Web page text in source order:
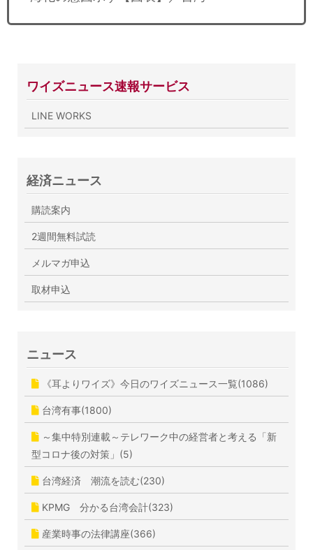
ワイズニュース速報サービス
LINE WORKS
経済ニュース
購読案内
2週間無料試読
メルマガ申込
取材申込
ニュース
《耳よりワイズ》今日のワイズニュース一覧(1086)
台湾有事(1800)
～集中特別連載～テレワーク中の経営者と考える「新
型コロナ後の対策」(5)
台湾経済 潮流を読む(230)
KPMG 分かる台湾会計(323)
産業時事の法律講座(366)